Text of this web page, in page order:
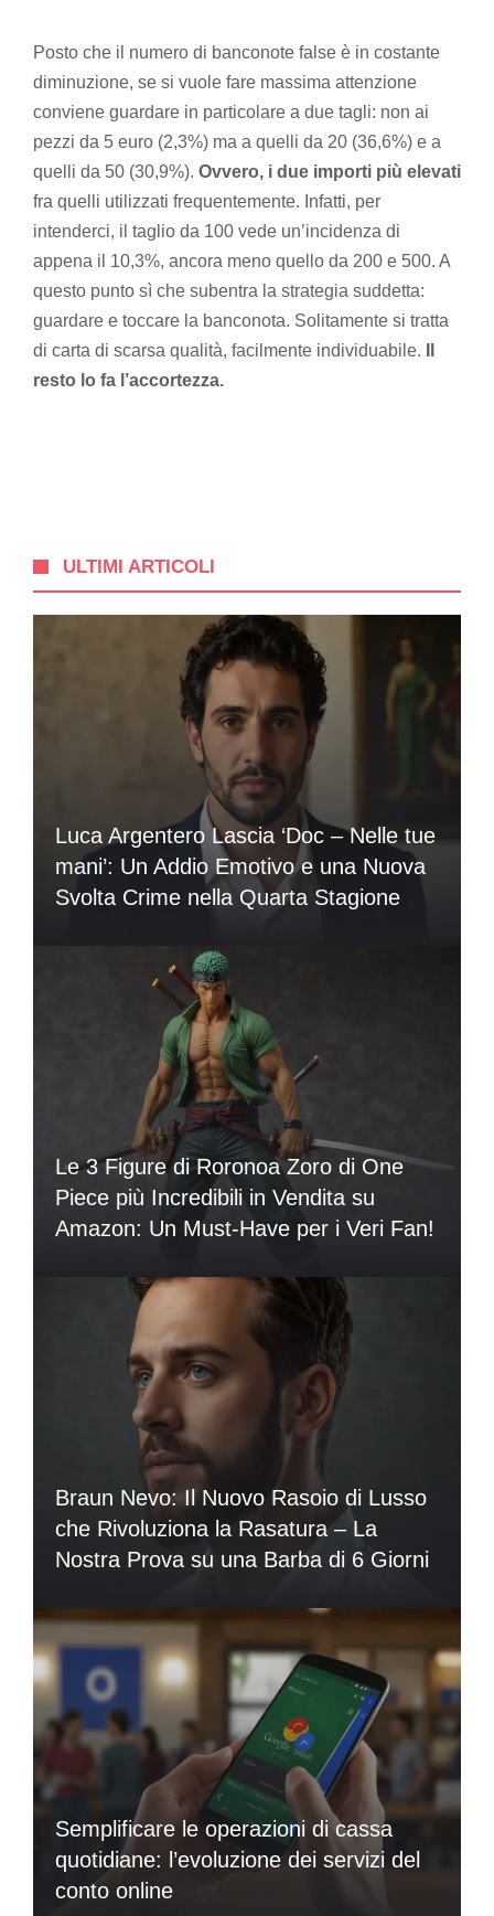
Posto che il numero di banconote false è in costante
diminuzione, se si vuole fare massima attenzione
conviene guardare in particolare a due tagli: non ai
pezzi da 5 euro (2,3%) ma a quelli da 20 (36,6%) e a
quelli da 50 (30,9%). Ovvero, i due importi più elevati
fra quelli utilizzati frequentemente. Infatti, per
intenderci, il taglio da 100 vede un’incidenza di
appena il 10,3%, ancora meno quello da 200 e 500. A
questo punto sì che subentra la strategia suddetta:
guardare e toccare la banconota. Solitamente si tratta
di carta di scarsa qualità, facilmente individuabile.
resto lo fa l’accortezza.
ULTIMI ARTICOLI
Luca Argentero Lascia ‘Doc – Nelle tue
mani’: Un Addio Emotivo e una Nuova
Svolta Crime nella Quarta Stagione
Le 3 Figure di Roronoa Zoro di One
Piece più Incredibili in Vendita su
Amazon: Un Must-Have per i Veri Fan!
Braun Nevo: Il Nuovo Rasoio di Lusso
che Rivoluziona la Rasatura – La
Nostra Prova su una Barba di 6 Giorni
Semplificare le operazioni di cassa
quotidiane: l’evoluzione dei servizi del
conto online